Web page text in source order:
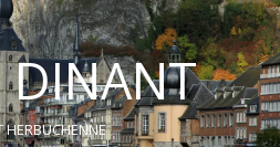
DINANT
HERBUCHENNE